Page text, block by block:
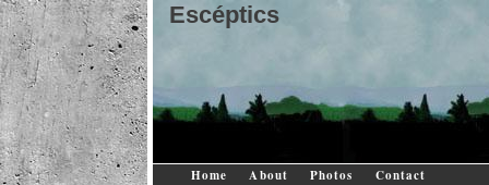
Escéptics
Home About Photos Contact